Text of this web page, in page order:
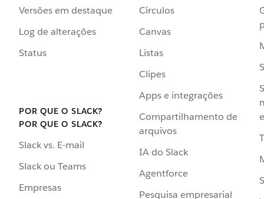
Versões em destaque
Log de alterações
Status
POR QUE O SLACK?
POR QUE O SLACK?
Slack vs. E-mail
Slack ou Teams
Empresas
Círculos
Canvas
Listas
Clipes
Apps e integrações
Compartilhamento de
arquivos
IA do Slack
Agentforce
Pesquisa empresarial